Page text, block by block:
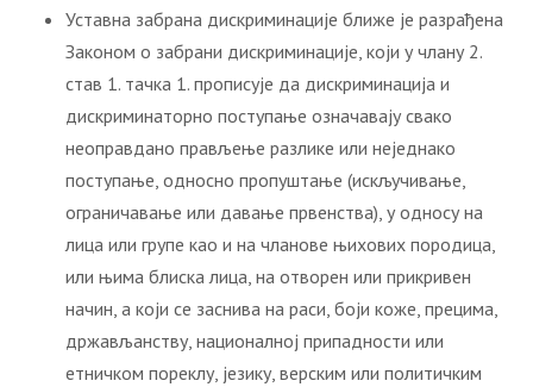
Уставна забрана дискриминације ближе је разрађена
Законом о забрани дискриминације, који у члану 2.
став 1. тачка 1. прописује да дискриминација и
дискриминаторно поступање означавају свако
неоправдано прављење разлике или неједнако
поступање, односно пропуштање (искључивање,
ограничавање или давање првенства), у односу на
лица или групе као и на чланове њихових породица,
или њима блиска лица, на отворен или прикривен
начин, а који се заснива на раси, боји коже, прецима,
држављанству, националној припадности или
етничком пореклу, језику, верским или политичким